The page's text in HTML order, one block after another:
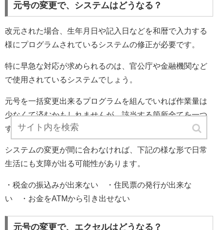
元号の変更で、システムはどうなる？
改元された場合、生年月日や記入日などを和暦で入力する
様にプログラムされているシステムの修正が必要です。
特に早急な対応が求められるのは、官公庁や金融機関など
で使用されているシステムでしょう。
元号を一括変更出来るプログラムを組んでいれば作業量は
少なくて済むかもしれませんが、該当する箇所全てを一つ
ずつ修正しなければならない可能性もあります。
システムの変更が間に合わなければ、下記の様な形で日常
生活にも支障が出る可能性があります。
・税金の振込みが出来ない ・住民票の発行が出来な
い ・お金をATMから引き出せない
元号の変更で、エクセルはどうなる？